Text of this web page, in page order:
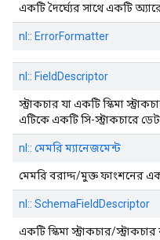
একটি দৈর্ঘ্যের সাথে একটি
nl:: ErrorFormatter
nl:: FieldDescriptor
স্ট্রাকচার যা একটি স্কিমা
এটিকে একটি সি-স্ট্রাকচারে
nl:: মেমরি ম্যানেজমেন্ট
মেমরি বরাদ্দ/মুক্ত ফাংশনের
nl:: SchemaFieldDescriptor
একটি স্কিমা স্ট্রাকচার/